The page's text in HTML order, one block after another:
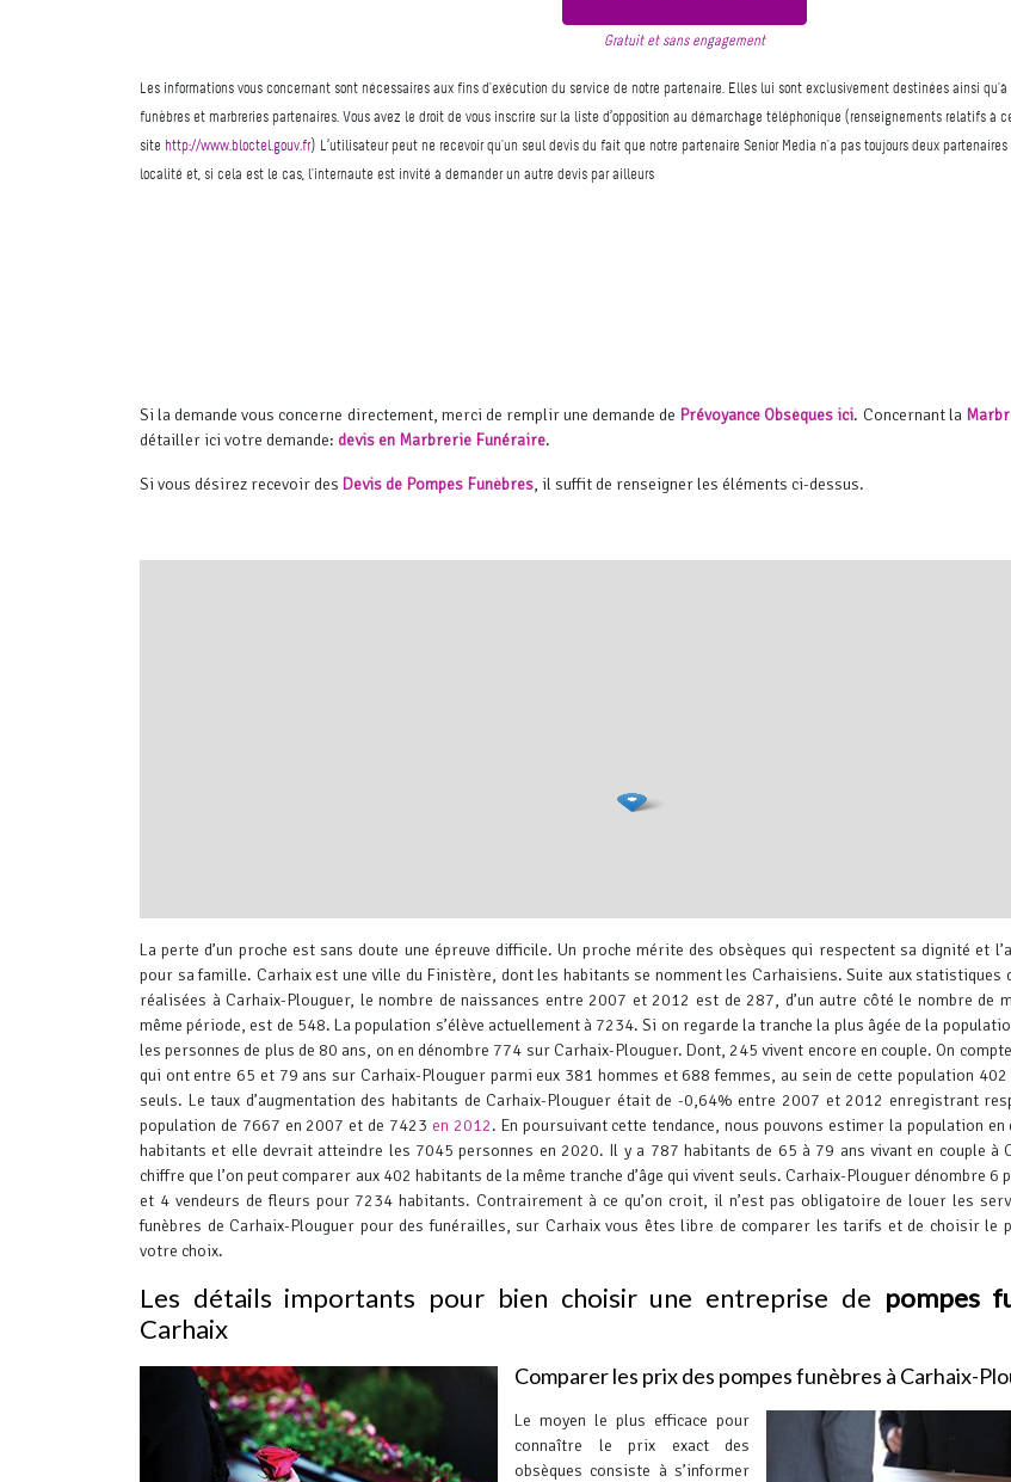
Si la demande vous concerne directement, merci de remplir une demande de Prévoyance Obsèques ici. Concernant la
détailler ici votre demande: devis en Marbrerie Funéraire.
Si vous désirez recevoir des Devis de Pompes Funèbres, il suffit de renseigner les éléments ci-dessus.
Leaflet , ©
La perte d’un proche est sans doute une épreuve difficile. Un proche mérite des obsèques qui respectent sa dignité et
pour sa famille. Carhaix est une ville du Finistère, dont les habitants se nomment les Carhaisiens. Suite aux statistiques
réalisées à Carhaix-Plouguer, le nombre de naissances entre 2007 et 2012 est de 287, d’un autre côté le nombre de
même période, est de 548. La population s’élève actuellement à 7234. Si on regarde la tranche la plus âgée de la
les personnes de plus de 80 ans, on en dénombre 774 sur Carhaix-Plouguer. Dont, 245 vivent encore en couple. On
qui ont entre 65 et 79 ans sur Carhaix-Plouguer parmi eux 381 hommes et 688 femmes, au sein de cette population
seuls. Le taux d’augmentation des habitants de Carhaix-Plouguer était de -0,64% entre 2007 et 2012 enregistrant
population de 7667 en 2007 et de 7423 en 2012. En poursuivant cette tendance, nous pouvons estimer la population
habitants et elle devrait atteindre les 7045 personnes en 2020. Il y a 787 habitants de 65 à 79 ans vivant en couple à
chiffre que l’on peut comparer aux 402 habitants de la même tranche d’âge qui vivent seuls. Carhaix-Plouguer dénombre 6
et 4 vendeurs de fleurs pour 7234 habitants. Contrairement à ce qu’on croit, il n’est pas obligatoire de louer les
funèbres de Carhaix-Plouguer pour des funérailles, sur Carhaix vous êtes libre de comparer les tarifs et de choisir le
votre choix.
Les détails importants pour bien choisir une entreprise de pompes
Carhaix
Comparer les prix des pompes funèbres à Carhaix-
Le moyen le plus efficace pour
connaître le prix exact des
obsèques consiste à s’informer